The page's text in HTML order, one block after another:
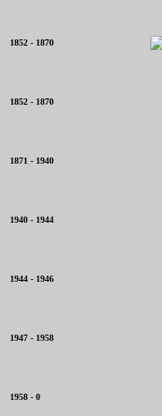
1852 - 1870
1852 - 1870
1871 - 1940
1940 - 1944
1944 - 1946
1947 - 1958
1958 - 0